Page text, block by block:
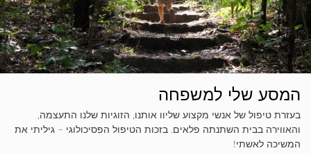
המסע שלי למשפחה
בעזרת טיפול של אנשי מקצוע שליוו אותנו, הזוגיות שלנו התעצמה,
והאווירה בבית השתנתה פלאים. בזכות הטיפול הפסיכולוגי – גיליתי את
המשיכה לאשתי!